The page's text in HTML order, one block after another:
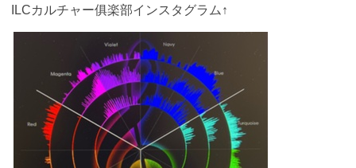
ILCカルチャー俱楽部インスタグラム↑